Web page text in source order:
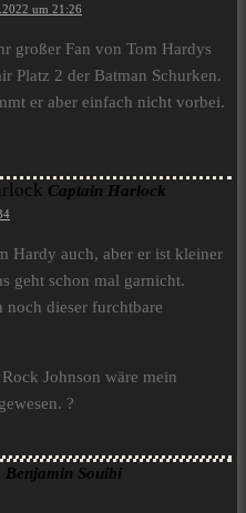
um 21:26
großer Fan von Tom Hardys
Platz 2 der Batman Schurken.
er aber einfach nicht vorbei.
Captain Harlock
Hardy auch, aber er ist kleiner
geht schon mal garnicht.
noch dieser furchtbare
Johnson wäre mein
?
Benjamin Souibi